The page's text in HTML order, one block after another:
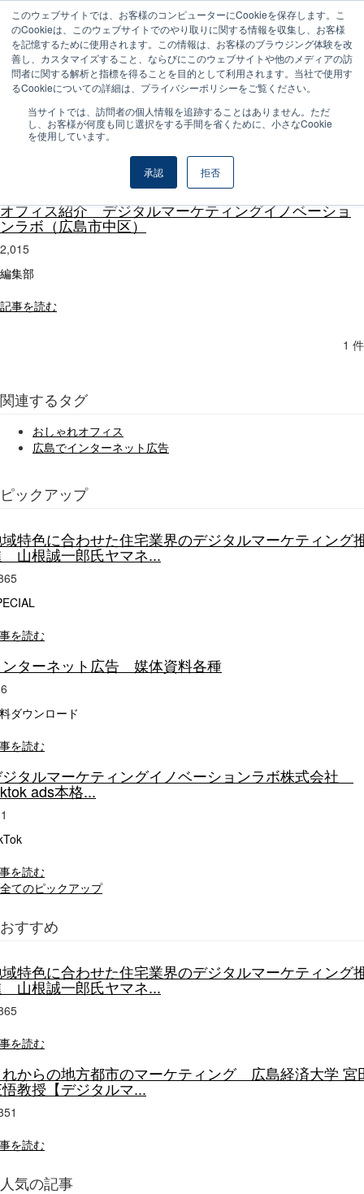
このウェブサイトでは、お客様のコンピューターにCookieを保存します。こ
のCookieは、このウェブサイトでのやり取りに関する情報を収集し、お客様
を記憶するために使用されます。この情報は、お客様のブラウジング体験を改
善し、カスタマイズすること、ならびにこのウェブサイトや他のメディアの訪
問者に関する解析と指標を得ることを目的として利用されます。当社で使用す
るCookieについての詳細は、プライバシーポリシーをご覧ください。
当サイトでは、訪問者の個人情報を追跡することはありません。ただ
し、お客様が何度も同じ選択をする手間を省くために、小さなCookie
を使用しています。
承認 拒否
デジタルマーケティングイノベーショ
ンラボ株式会社
デジタルマーケティングイノベーションラボ株式会
オフィス紹介 デジタルマーケティングイノベーショ
ンラボ（広島市中区）
2,015
編集部
記事を読む
1 件
関連するタグ
おしゃれオフィス
広島でインターネット広告
ピックアップ
特色に合わせた住宅業界のデジタルマーケティング
山根誠一郎氏ヤマネ...
を読む
ターネット広告 媒体資料各種
ダウンロード
を読む
タルマーケティングイノベーションラボ株式会社
ads本格...
を読む
全てのピックアップ
おすすめ
特色に合わせた住宅業界のデジタルマーケティング
山根誠一郎氏ヤマネ...
を読む
からの地方都市のマーケティング 広島経済大学 宮
教授【デジタルマ...
を読む
人気の記事